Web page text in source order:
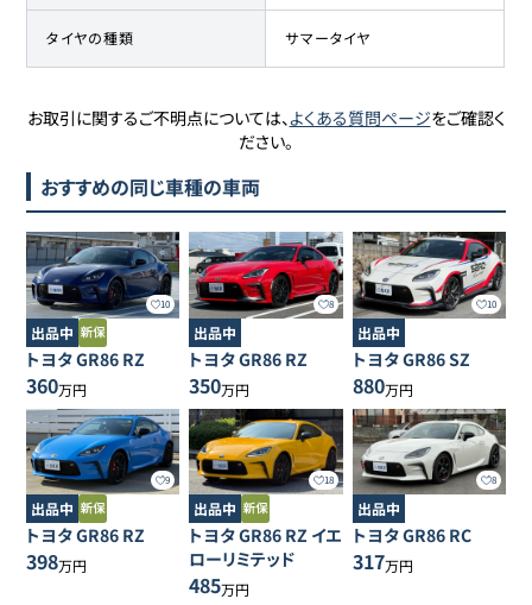
タイヤの種類 サマータイヤ
お取引に関するご不明点については、よくある質問ページをご確認く
ださい。
おすすめの同じ車種の車両
10
出品中
トヨタGR86 RZ
360万円
8
出品中
トヨタGR86 RZ
350万円
10
出品中
トヨタGR86SZ
880万円
9
出品中
トヨタGR86 RZ
398万円
18
出品中
トヨタGR86 RZ イエ
ローリミテッド
485万円
8
出品中
トヨタGR86 RC
317万円